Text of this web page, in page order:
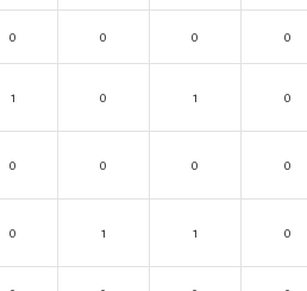
0 0 0 0
1 0 1 0
0 0 0 0
0 1 1 0